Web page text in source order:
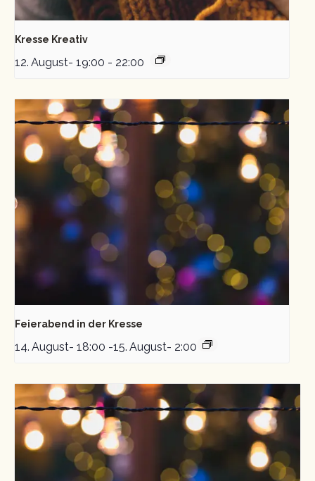
Kresse Kreativ
12. August- 19:00 - 22:00
Feierabend in der Kresse
14. August- 18:00 -15. August- 2:00